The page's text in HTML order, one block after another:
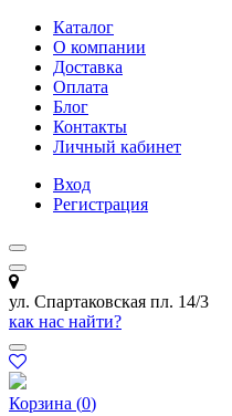
Каталог
О компании
Доставка
Оплата
Блог
Контакты
Личный кабинет
Вход
Регистрация
ул. Спартаковская пл. 14/3
как нас найти?
Корзина (0)